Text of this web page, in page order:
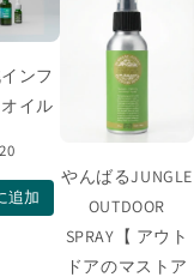
ンフ
イル
追加
やんばるJUNGLE
OUTDOOR
SPRAY【 アウト
ドアのマストア